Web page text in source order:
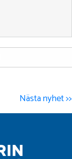
Nästa nyhet >>